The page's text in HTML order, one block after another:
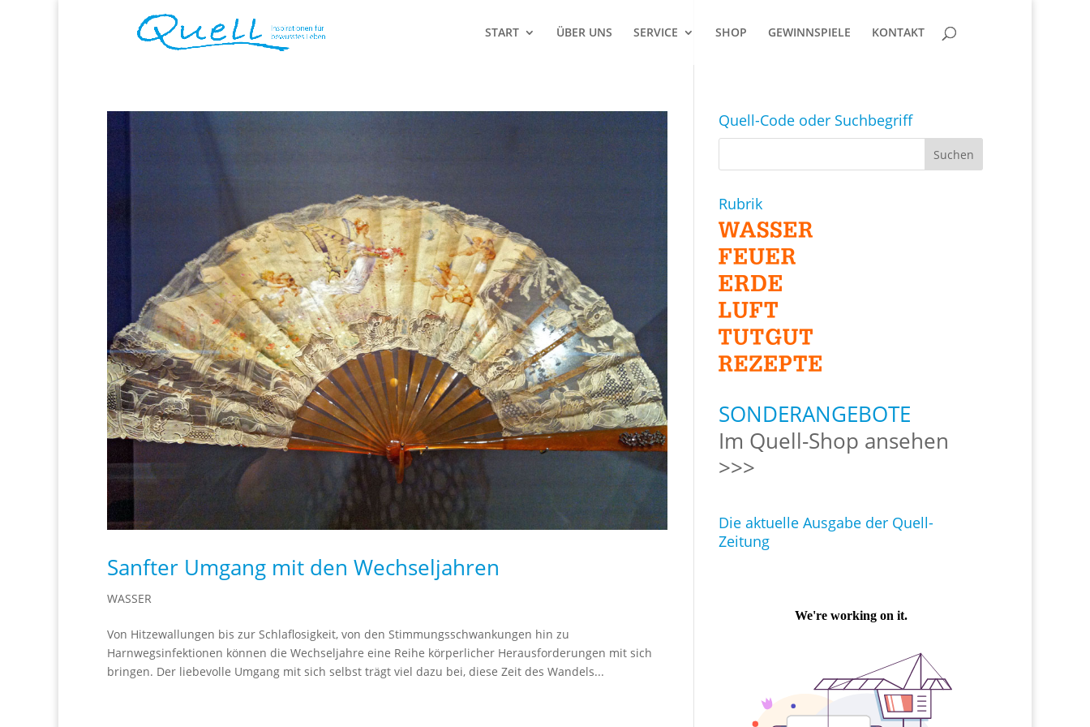
START ÜBER UNS SERVICE SHOP GEWINNSPIELE KONTAKT
Sanfter Umgang mit den Wechseljahren
WASSER
Von Hitzewallungen bis zur Schlaflosigkeit, von den Stimmungsschwankungen hin zu
Harnwegsinfektionen können die Wechseljahre eine Reihe körperlicher Herausforderungen mit sich
bringen. Der liebevolle Umgang mit sich selbst trägt viel dazu bei, diese Zeit des Wandels...
Quell-Code oder Suchbegriff
Rubrik
SONDERANGEBOTE
Im Quell-Shop ansehen
>>>
Die aktuelle Ausgabe der Quell-
Zeitung